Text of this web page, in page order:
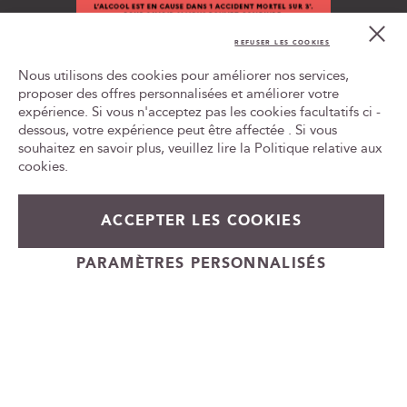
+
-
Ajouter au panier
n
r
e
n
e
w
s
e
e
CONSOMMER AVEC MODÉRATION
Cadeauvin.fr - © Copyright 2024 - Tous droits réservés
Nous utilisons des cookies pour améliorer nos services,
proposer des offres personnalisées et améliorer votre
expérience. Si vous n'acceptez pas les cookies facultatifs ci -
dessous, votre expérience peut être affectée . Si vous
souhaitez en savoir plus, veuillez lire la Politique relative aux
cookies.
ACCEPTER LES COOKIES
PARAMÈTRES PERSONNALISÉS
REFUSER LES COOKIES